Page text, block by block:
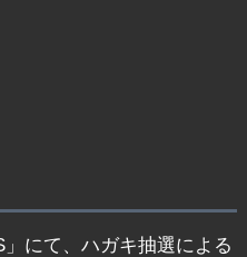
」にて、ハガキ抽選による